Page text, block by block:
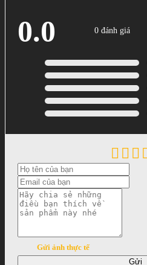
0.0 0 đánh giá
Gửi ảnh thực tế
Gửi